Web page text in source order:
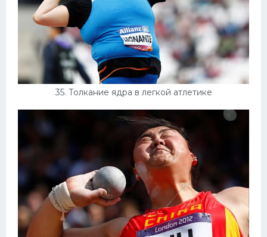
35. Толкание ядра в легкой атлетике